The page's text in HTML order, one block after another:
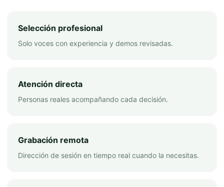
Selección profesional
Solo voces con experiencia y demos revisadas.
Atención directa
Personas reales acompañando cada decisión.
Grabación remota
Dirección de sesión en tiempo real cuando la necesitas.